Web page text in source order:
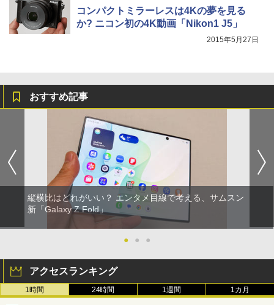
コンパクトミラーレスは4Kの夢を見る
か? ニコン初の4K動画「Nikon1 J5」
2015年5月27日
おすすめ記事
縦横比はどれがいい？ エンタメ目線で考える、サムスン
新「Galaxy Z Fold」
● ● ●
アクセスランキング
1時間 24時間 1週間 1カ月